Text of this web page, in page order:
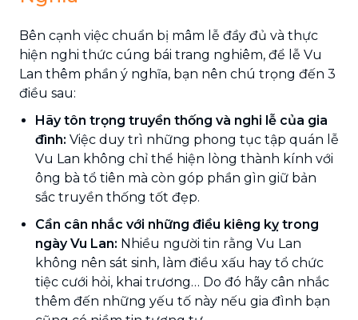
Bên cạnh việc chuẩn bị mâm lễ đầy đủ và thực
hiện nghi thức cúng bái trang nghiêm, để lễ Vu
Lan thêm phần ý nghĩa, bạn nên chú trọng đến 3
điều sau:
Hãy tôn trọng truyền thống và nghi lễ của gia
đình: Việc duy trì những phong tục tập quán lễ
Vu Lan không chỉ thể hiện lòng thành kính với
ông bà tổ tiên mà còn góp phần gìn giữ bản
sắc truyền thống tốt đẹp.
Cần cân nhắc với những điều kiêng kỵ trong
ngày Vu Lan: Nhiều người tin rằng Vu Lan
không nên sát sinh, làm điều xấu hay tổ chức
tiệc cưới hỏi, khai trương… Do đó hãy cân nhắc
thêm đến những yếu tố này nếu gia đình bạn